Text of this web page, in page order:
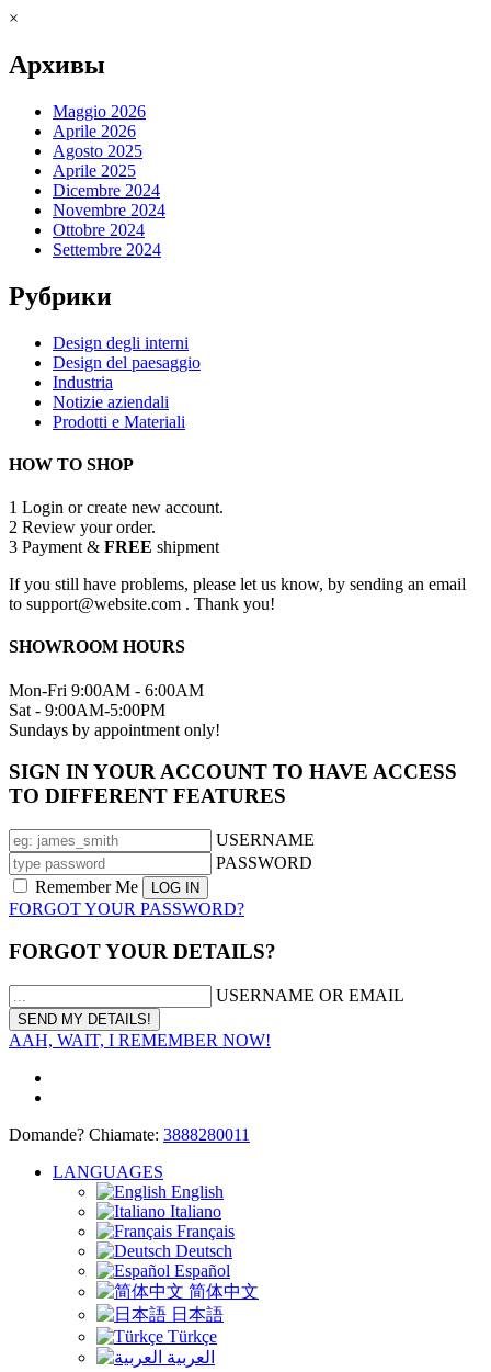
×
Архивы
Maggio 2026
Aprile 2026
Agosto 2025
Aprile 2025
Dicembre 2024
Novembre 2024
Ottobre 2024
Settembre 2024
Рубрики
Design degli interni
Design del paesaggio
Industria
Notizie aziendali
Prodotti e Materiali
HOW TO SHOP
1 Login or create new account.
2 Review your order.
3 Payment & FREE shipment
If you still have problems, please let us know, by sending an email
to support@website.com . Thank you!
SHOWROOM HOURS
Mon-Fri 9:00AM - 6:00AM
Sat - 9:00AM-5:00PM
Sundays by appointment only!
SIGN IN YOUR ACCOUNT TO HAVE ACCESS
TO DIFFERENT FEATURES
USERNAME
PASSWORD
Remember Me
FORGOT YOUR PASSWORD?
FORGOT YOUR DETAILS?
USERNAME OR EMAIL
AAH, WAIT, I REMEMBER NOW!
Domande? Chiamate: 3888280011
LANGUAGES
English
Italiano
Français
Deutsch
Español
简体中文
日本語
Türkçe
العربية